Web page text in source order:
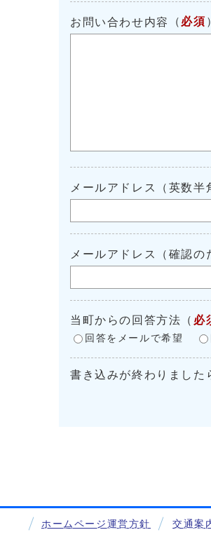
お問い合わせ内容 （ 必須
メールアドレス（英数半
メールアドレス（確認の
当町からの回答方法 （ 必
回答をメールで希望
書き込みが終わりました
ホームページ運営方針 交通案